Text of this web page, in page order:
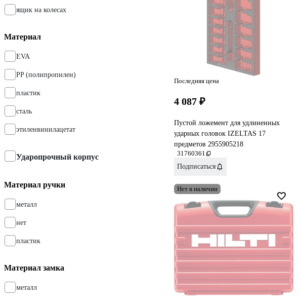
ящик на колесах
Материал
EVA
PP (полипропилен)
пластик
сталь
этиленвинилацетат
Ударопрочный корпус
Материал ручки
металл
нет
пластик
Материал замка
металл
Последняя цена
4 087 ₽
Пустой ложемент для удлиненных
ударных головок IZELTAS 17
предметов 2955905218
31760361
Подписаться
Нет в наличии